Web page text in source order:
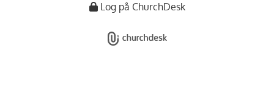
Log på ChurchDesk